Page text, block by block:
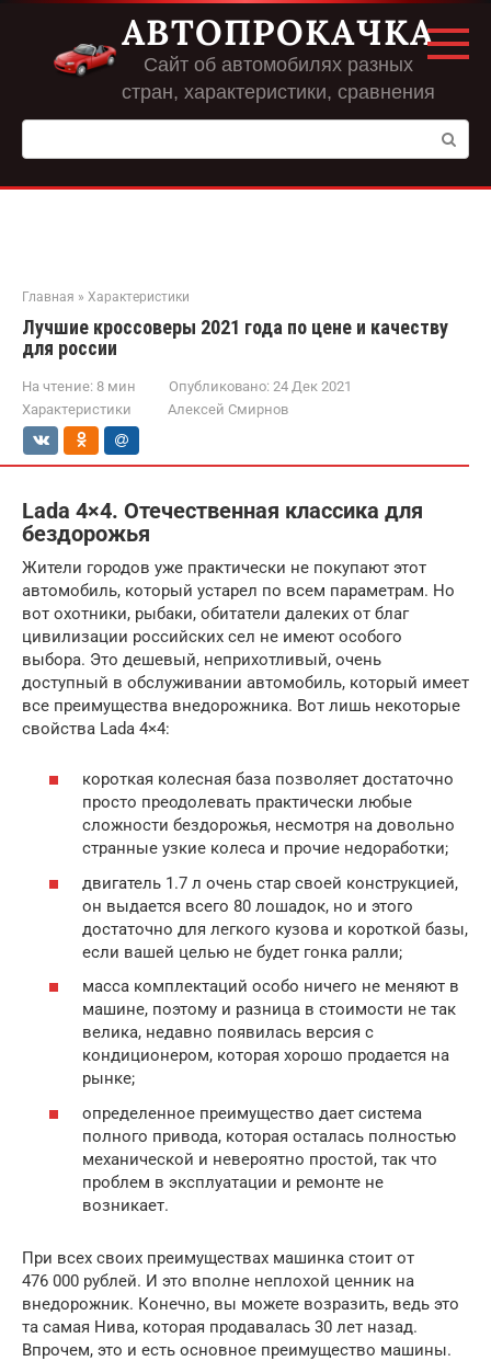
Перейти
контенту
АВТОПРОКАЧКА
Сайт об автомобилях разных
стран, характеристики, сравнения
Поиск:
Главная » Характеристики
Лучшие кроссоверы 2021 года по цене и качеству
для россии
На чтение: 8 мин Опубликовано: 24 Дек 2021
Характеристики
Алексей Смирнов
Lada 4×4. Отечественная классика для
бездорожья
Жители городов уже практически не покупают этот
автомобиль, который устарел по всем параметрам. Но
вот охотники, рыбаки, обитатели далеких от благ
цивилизации российских сел не имеют особого
выбора. Это дешевый, неприхотливый, очень
доступный в обслуживании автомобиль, который имеет
все преимущества внедорожника. Вот лишь некоторые
свойства Lada 4×4:
короткая колесная база позволяет достаточно
просто преодолевать практически любые
сложности бездорожья, несмотря на довольно
странные узкие колеса и прочие недоработки;
двигатель 1.7 л очень стар своей конструкцией,
он выдается всего 80 лошадок, но и этого
достаточно для легкого кузова и короткой базы,
если вашей целью не будет гонка ралли;
масса комплектаций особо ничего не меняют в
машине, поэтому и разница в стоимости не так
велика, недавно появилась версия с
кондиционером, которая хорошо продается на
рынке;
определенное преимущество дает система
полного привода, которая осталась полностью
механической и невероятно простой, так что
проблем в эксплуатации и ремонте не
возникает.
При всех своих преимуществах машинка стоит от
476 000 рублей. И это вполне неплохой ценник на
внедорожник. Конечно, вы можете возразить, ведь это
та самая Нива, которая продавалась 30 лет назад.
Впрочем, это и есть основное преимущество машины.